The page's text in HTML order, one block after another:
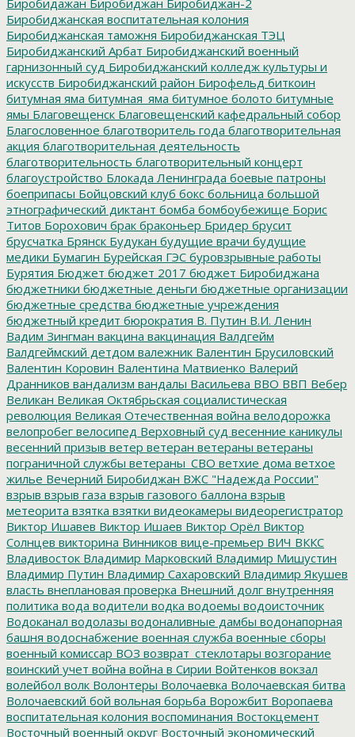
Биробиджанская воспитательная колония
Биробиджанская таможня Биробиджанская ТЭЦ
Биробиджанский Арбат Биробиджанский военный
гарнизонный суд Биробиджанский колледж культуры и
искусств Биробиджанский район Бирофельд биткоин
битумная яма битумная_яма битумное болото битумные
ямы Благовещенск Благовещенский кафедральный собор
Благословенное благотворитель года благотворительная
акция благотворительная деятельность
благотворительность благотворительный концерт
благоустройство Блокада Ленинграда боевые патроны
боеприпасы Бойцовский клуб бокс больница большой
этнографический диктант бомба бомбоубежище Борис
Титов Борохович брак браконьер Бридер брусит
брусчатка Брянск Будукан будущие врачи будущие
медики Бумагин Бурейская ГЭС буровзрывные работы
Бурятия Бюджет бюджет 2017 бюджет Биробиджана
бюджетники бюджетные деньги бюджетные организации
бюджетные средства бюджетные учреждения
бюджетный кредит бюрократия В. Путин В.И. Ленин
Вадим Зингман вакцина вакцинация Валдгейм
Валдгеймский детдом валежник Валентин Брусиловский
Валентин Коровин Валентина Матвиенко Валерий
Дранников вандализм вандалы Васильева ВВО ВВП Вебер
Великан Великая Октябрьская социалистическая
революция Великая Отечественная война велодорожка
велопробег велосипед Верховный суд весенние каникулы
весенний призыв ветер ветеран ветераны ветераны
пограничной службы ветераны_СВО ветхие дома ветхое
жилье Вечерний Биробиджан ВЖС "Надежда России"
взрыв взрыв газа взрыв газового баллона взрыв
метеорита взятка взятки видеокамеры видеорегистратор
Виктор Ишавев Виктор Ишаев Виктор Орёл Виктор
Солнцев викторина Винников вице-премьер ВИЧ ВККС
Владивосток Владимир Марковский Владимир Мишустин
Владимир Путин Владимир Сахаровский Владимир Якушев
власть внеплановая проверка Внешний долг внутренняя
политика вода водители водка водоемы водоисточник
Водоканал водолазы водоналивные дамбы водонапорная
башня водоснабжение военная служба военные сборы
военный комиссар ВОЗ возврат_стеклотары возгорание
воинский учет война война в Сирии Войтенков вокзал
волейбол волк Волонтеры Волочаевка Волочаевская битва
Волочаевский бой вольная борьба Ворожбит Воропаева
воспитательная колония воспоминания Востокцемент
Восточный военный округ Восточный экономический